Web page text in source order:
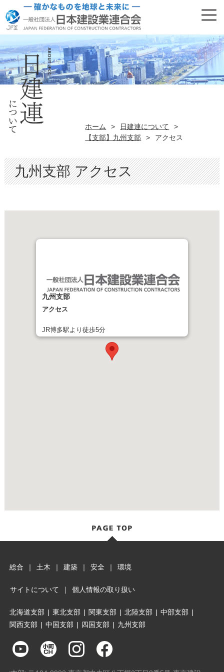
ホーム > 日建連について
>
【支部】九州支部
> アクセス
九州支部 アクセス
九州支部
アクセス
JR博多駅より徒歩5分
総合 ｜ 土木 ｜ 建築 ｜ 安全 ｜ 環境
サイトについて ｜ 個人情報の取り扱い
北海道支部 | 東北支部 | 関東支部 | 北陸支部 | 中部支部 |
関西支部 | 中国支部 | 四国支部 | 九州支部